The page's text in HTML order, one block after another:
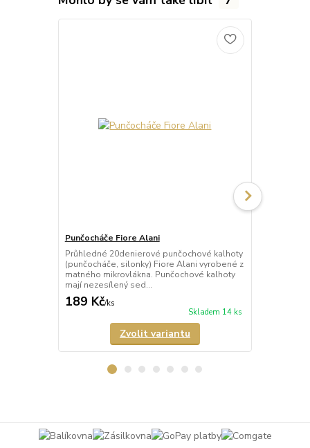
Punčocháče Fiore Alani
Průhledné 20denierové punčochové kalhoty
(punčocháče, silonky) Fiore Alani vyrobené z
matného mikrovlákna. Punčochové kalhoty
mají nezesílený sed...
189 Kč/ks
Skladem 14 ks
Zvolit variantu